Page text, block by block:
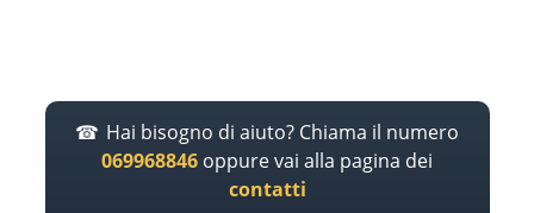
Hai bisogno di aiuto? Chiama il numero
069968846 oppure vai alla pagina dei
contatti